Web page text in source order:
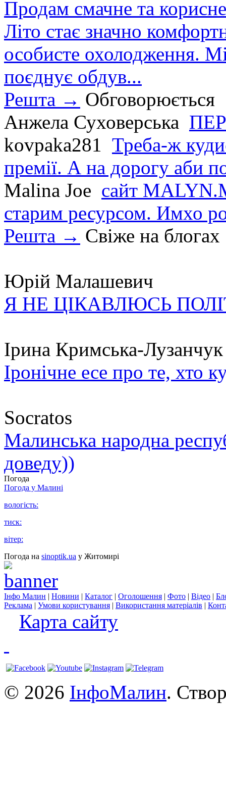
Продам смачне та
Літо стає значно
особисте охолодження.
поєднує обдув...
Решта → Обговорюється
Анжела Суховерська
kovpaka281 Треба-ж
премії. А на дорогу аби
Malina Joe сайт
старим ресурсом. Имхо
Решта → Свіже на блогах
Юрій Малашевич
Я НЕ ЦІКАВЛЮСЬ
Ірина Кримська-Лузанчук
Іронічне есе про те, хто
Socratos
Малинська народна
доведу))
Погода
Погода у Малині
вологість:
тиск:
вітер:
Погода на sinoptik.ua у Житомирі
Інфо Малин | Новини | Каталог | Оголошення | Фото | Відео |
Реклама | Умови користування | Використання матеріалів |
Карта сайту
© 2026 ІнфоМалин.